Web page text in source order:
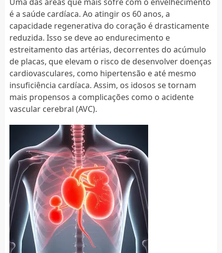
é a saúde cardíaca. Ao atingir os 60 anos, a
capacidade regenerativa do coração é drasticamente
reduzida. Isso se deve ao endurecimento e
estreitamento das artérias, decorrentes do acúmulo
de placas, que elevam o risco de desenvolver doenças
cardiovasculares, como hipertensão e até mesmo
insuficiência cardíaca. Assim, os idosos se tornam
mais propensos a complicações como o acidente
vascular cerebral (AVC).